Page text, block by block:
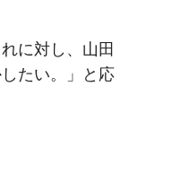
に対し、山田
たい。」と応